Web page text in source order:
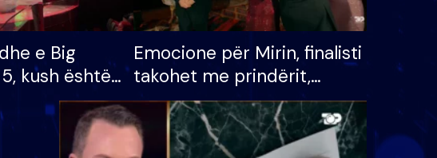
e Big
kush është
që lë shtëpinë
për
e madh
Emocione për Mirin, finalisti
takohet me prindërit,
vajzën dhe bashkëshorten:
S’kemi ndonjë letër divorci
apo jo?